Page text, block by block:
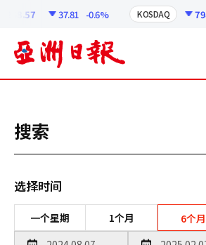
37.81 -0.6% KOSDAQ
搜索
选择时间
一个星期 1个月 6个月